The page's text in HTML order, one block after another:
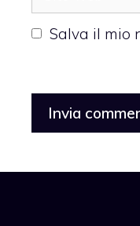
web
Salva il mio